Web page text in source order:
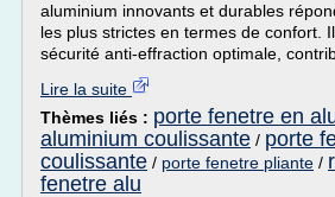
aluminium innovants et durables
les plus strictes en termes de confort.
sécurité anti-effraction optimale,
Lire la suite
Thèmes liés : porte fenetre en
aluminium coulissante / porte
coulissante / porte fenetre pliante /
fenetre alu